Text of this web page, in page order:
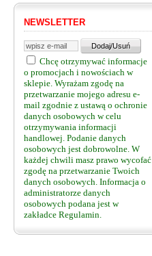
NEWSLETTER
Chcę otrzymywać informacje
o promocjach i nowościach w
sklepie. Wyrażam zgodę na
przetwarzanie mojego adresu e-
mail zgodnie z ustawą o ochronie
danych osobowych w celu
otrzymywania informacji
handlowej. Podanie danych
osobowych jest dobrowolne. W
każdej chwili masz prawo wycofać
zgodę na przetwarzanie Twoich
danych osobowych. Informacja o
administratorze danych
osobowych podana jest w
zakładce Regulamin.